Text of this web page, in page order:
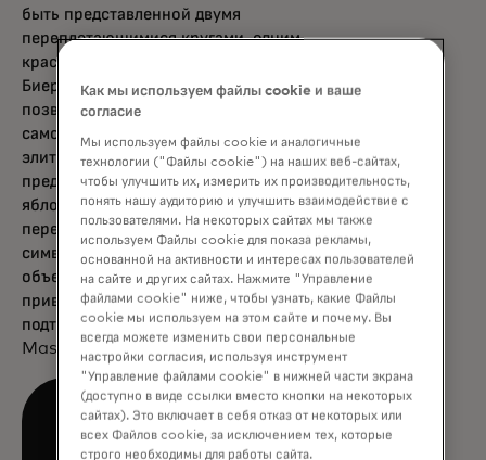
быть представленной двумя
переплетающимися кругами, одним
красным, другим желтым», — сказал Майкл
Биерут, партнер Pentagram. «Теперь,
позволив этому символу сиять
самостоятельно, Mastercard входит в
элитную группу брендов, которые
представлены не названием, а символом:
яблоком, мишенью, галочкой». Два
переплетающихся круга Mastercard всегда
символизировали их стремление
объединять людей. Теперь эта
приверженность получает более явное
подтверждение благодаря статусу
Mastercard как символического бренда.
Как мы используем файлы cookie и ваше
согласие
Мы используем файлы cookie и аналогичные
технологии ("Файлы cookie") на наших веб-сайтах,
чтобы улучшить их, измерить их производительность,
понять нашу аудиторию и улучшить взаимодействие с
пользователями. На некоторых сайтах мы также
используем Файлы cookie для показа рекламы,
основанной на активности и интересах пользователей
на сайте и других сайтах. Нажмите "Управление
файлами cookie" ниже, чтобы узнать, какие Файлы
cookie мы используем на этом сайте и почему. Вы
всегда можете изменить свои персональные
настройки согласия, используя инструмент
"Управление файлами cookie" в нижней части экрана
(доступно в виде ссылки вместо кнопки на некоторых
сайтах). Это включает в себя отказ от некоторых или
всех Файлов cookie, за исключением тех, которые
строго необходимы для работы сайта.